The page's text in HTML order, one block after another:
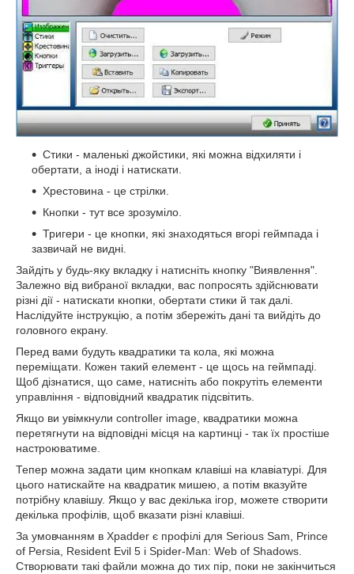
Стики - маленькі джойстики, які можна відхиляти і
обертати, а іноді і натискати.
Хрестовина - це стрілки.
Кнопки - тут все зрозуміло.
Тригери - це кнопки, які знаходяться вгорі геймпада і
зазвичай не видні.
Зайдіть у будь-яку вкладку і натисніть кнопку "Виявлення".
Залежно від вибраної вкладки, вас попросять здійснювати
різні дії - натискати кнопки, обертати стики й так далі.
Наслідуйте інструкцію, а потім збережіть дані та вийдіть до
головного екрану.
Перед вами будуть квадратики та кола, які можна
переміщати. Кожен такий елемент - це щось на геймпаді.
Щоб дізнатися, що саме, натисніть або покрутіть елементи
управління - відповідний квадратик підсвітить.
Якщо ви увімкнули controller image, квадратики можна
перетягнути на відповідні місця на картинці - так їх простіше
настроюватиме.
Тепер можна задати цим кнопкам клавіші на клавіатурі. Для
цього натискайте на квадратик мишею, а потім вказуйте
потрібну клавішу. Якщо у вас декілька ігор, можете створити
декілька профілів, щоб вказати різні клавіші.
За умовчанням в Xpadder є профілі для Serious Sam, Prince
of Persia, Resident Evil 5 і Spider-Man: Web of Shadows.
Створювати такі файли можна до тих пір, поки не закінчиться